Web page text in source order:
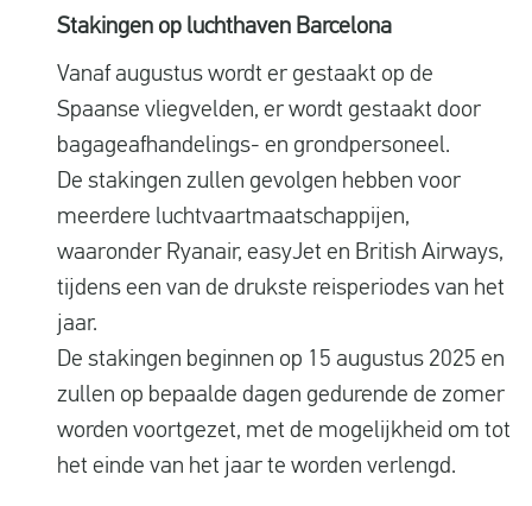
Stakingen op luchthaven Barcelona
Vanaf augustus wordt er gestaakt op de
Spaanse vliegvelden, er wordt gestaakt door
bagageafhandelings- en grondpersoneel.
De stakingen zullen gevolgen hebben voor
meerdere luchtvaartmaatschappijen,
waaronder Ryanair, easyJet en British Airways,
tijdens een van de drukste reisperiodes van het
jaar.
De stakingen beginnen op 15 augustus 2025 en
zullen op bepaalde dagen gedurende de zomer
worden voortgezet, met de mogelijkheid om tot
het einde van het jaar te worden verlengd.